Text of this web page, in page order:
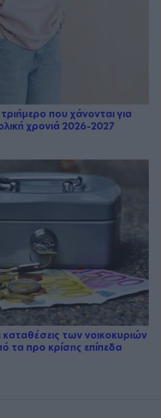
που χάνονται για
χρονιά 2026-2027
των νοικοκυριών
τα προ κρίσης επίπεδα